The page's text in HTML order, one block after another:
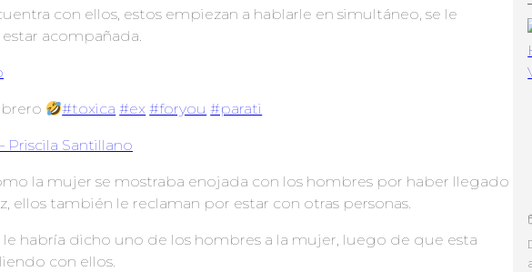
con ellos, estos empiezan a hablarle en simultáneo, se le
acompañada.
#toxica #ex #foryou #parati
Santillano
la mujer se mostraba enojada con los hombres por haber llegado
ellos también le reclaman por estar con otras personas.
le habría dicho uno de los hombres a la mujer, luego de que esta
con ellos.